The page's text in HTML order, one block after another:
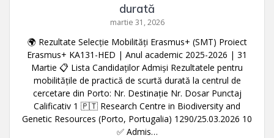
durată
martie 31, 2026
🌍 Rezultate Selecție Mobilități Erasmus+ (SMT) Proiect
Erasmus+ KA131-HED | Anul academic 2025-2026 | 31
Martie 📋 Lista Candidaților Admiși Rezultatele pentru
mobilitățile de practică de scurtă durată la centrul de
cercetare din Porto: Nr. Destinație Nr. Dosar Punctaj
Calificativ 1 🇵🇹 Research Centre in Biodiversity and
Genetic Resources (Porto, Portugalia) 1290/25.03.2026 10
✅ Admis…